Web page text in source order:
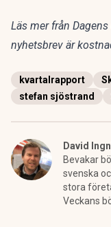
Läs mer från Dagens
nyhetsbrev är
kvartalrapport
stefan sjöstrand
David
Bevakar
svenska
stora
Veckans